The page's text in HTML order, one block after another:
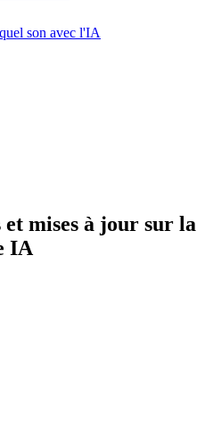
son avec l'IA
mises à jour sur la
IA